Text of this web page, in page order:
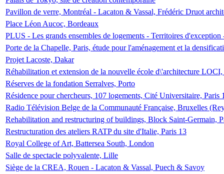
Pavillon de verre, Montréal - Lacaton & Vassal, Frédéric Druot
Place Léon Aucoc, Bordeaux
PLUS - Les grands ensembles de logements - Territoires
Porte de la Chapelle, Paris, étude pour l'aménagement et la
Projet Lacoste, Dakar
Réhabilitation et extension de la nouvelle école d\'architecture
Réserves de la fondation Serralves, Porto
Résidence pour chercheurs, 107 logements, Cité Universitaire, Paris
Radio Télévision Belge de la Communauté Française, Bruxelles
Rehabilitation and restructuring of buildings, Block Saint-Germain,
Restructuration des ateliers RATP du site d'Italie, Paris 13
Royal College of Art, Battersea South, London
Salle de spectacle polyvalente, Lille
Siège de la CREA, Rouen - Lacaton & Vassal, Puech & Savoy